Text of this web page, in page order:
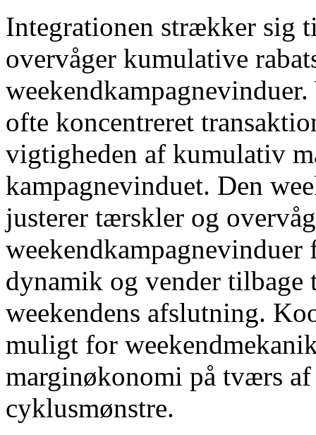
Integrationen strækker sig
overvåger kumulative
ofte koncentreret
vigtigheden af ​​kumulativ
kampagnevinduet. Den
justerer tærskler og
dynamik og vender
weekendens afslutning.
muligt for
marginøkonomi på tværs
cyklusmønstre.